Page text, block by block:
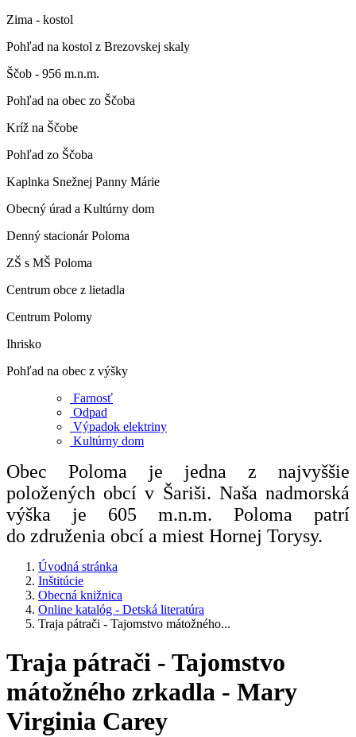
Zima - kostol
Pohľad na kostol z Brezovskej skaly
Ščob - 956 m.n.m.
Pohľad na obec zo Ščoba
Kríž na Ščobe
Pohľad zo Ščoba
Kaplnka Snežnej Panny Márie
Obecný úrad a Kultúrny dom
Denný stacionár Poloma
ZŠ s MŠ Poloma
Centrum obce z lietadla
Centrum Polomy
Ihrisko
Pohľad na obec z výšky
Farnosť
Odpad
Výpadok elektriny
Kultúrny dom
Obec Poloma je jedna z najvyššie
položených obcí v Šariši. Naša nadmorská
výška je 605 m.n.m. Poloma patrí
do združenia obcí a miest Hornej Torysy.
Úvodná stránka
Inštitúcie
Obecná knižnica
Online katalóg - Detská literatúra
Traja pátrači - Tajomstvo mátožného...
Traja pátrači - Tajomstvo
mátožného zrkadla - Mary
Virginia Carey